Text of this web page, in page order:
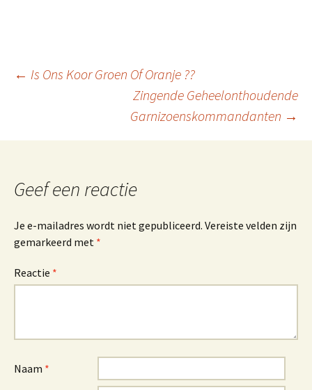
Berichtnavigatie
← Is Ons Koor Groen Of Oranje ??
Zingende Geheelonthoudende
Garnizoenskommandanten →
Geef een reactie
Je e-mailadres wordt niet gepubliceerd. Vereiste velden zijn
gemarkeerd met *
Reactie *
Naam *